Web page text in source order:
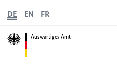
Auswärtiges Amt
DE EN FR